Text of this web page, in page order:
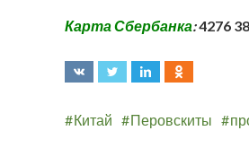
Карта Сбербанка:4276
Китай Перовскиты